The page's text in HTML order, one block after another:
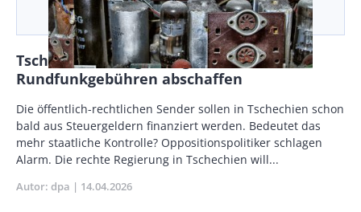
Tschechische Regierung will
Rundfunkgebühren abschaffen
Body
Die öffentlich-rechtlichen Sender sollen in Tschechien schon
bald aus Steuergeldern finanziert werden. Bedeutet das
mehr staatliche Kontrolle? Oppositionspolitiker schlagen
Alarm. Die rechte Regierung in Tschechien will...
Autor dpa Publikationsdatum
14.04.2026